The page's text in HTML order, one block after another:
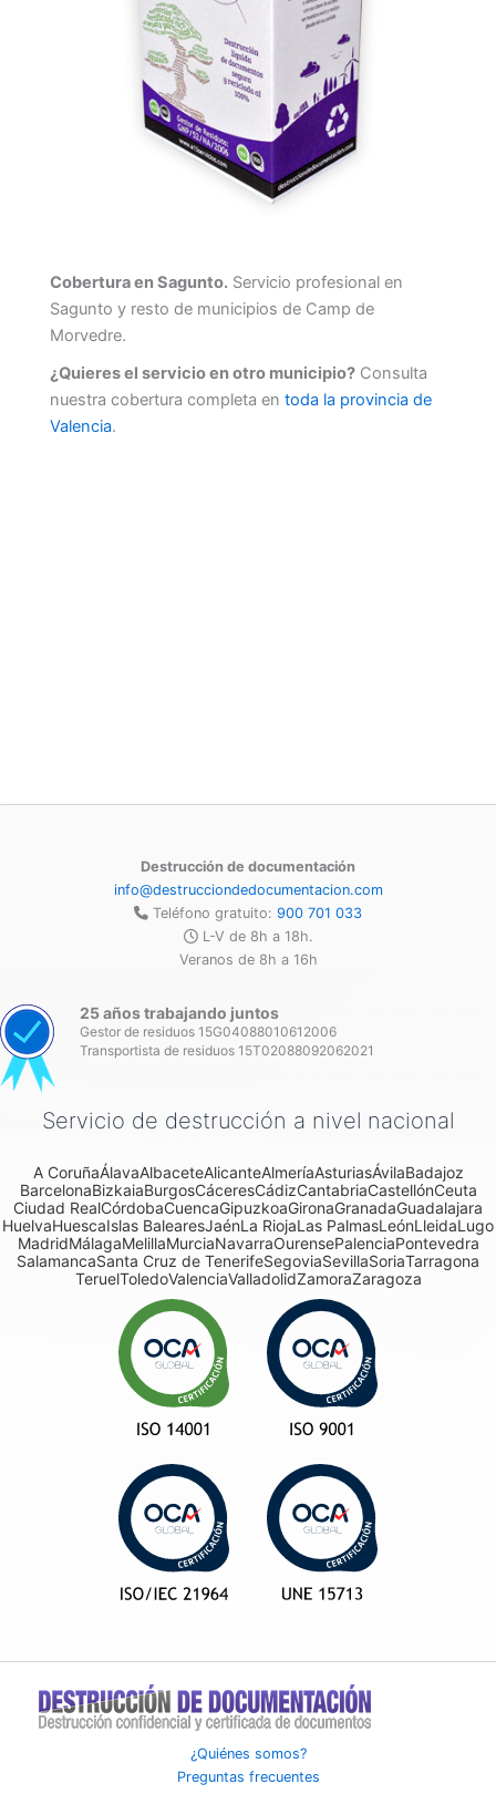
Cobertura en Sagunto. Servicio profesional en
Sagunto y resto de municipios de Camp de
Morvedre.
¿Quieres el servicio en otro municipio? Consulta
nuestra cobertura completa en toda la provincia de
Valencia.
Destrucción de documentación
info@destrucciondedocumentacion.com
Teléfono gratuito: 900 701 033
L-V de 8h a 18h.
Veranos de 8h a 16h
25 años trabajando juntos
Gestor de residuos 15G04088010612006
Transportista de residuos 15T02088092062021
Servicio de destrucción a nivel nacional
A CoruñaÁlavaAlbaceteAlicanteAlmeríaAsturiasÁvilaBadajoz
BarcelonaBizkaiaBurgosCáceresCádizCantabriaCastellónCeuta
Ciudad RealCórdobaCuencaGipuzkoaGironaGranadaGuadalajara
HuelvaHuescaIslas BalearesJaénLa RiojaLas PalmasLeónLleidaLugo
MadridMálagaMelillaMurciaNavarraOurensePalenciaPontevedra
SalamancaSanta Cruz de TenerifeSegoviaSevillaSoriaTarragona
TeruelToledoValenciaValladolidZamoraZaragoza
¿Quiénes somos?
Preguntas frecuentes